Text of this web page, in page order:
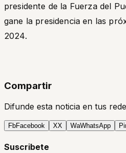
presidente de la Fuerza del
gane la presidencia en las
2024.
Compartir
Difunde esta noticia en tus
FbFacebook XX WaWhatsApp
Suscribete